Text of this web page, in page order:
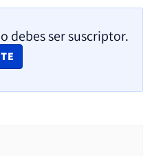
debes ser suscriptor.
WINDOW